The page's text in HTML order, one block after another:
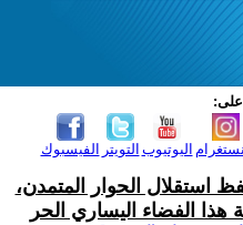
على:
الفيسبوك التويتر اليوتيوب
استقلال الحوار المتمدن،
الفضاء اليساري الحر